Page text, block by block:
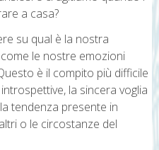
a casa?
su qual è la nostra
le nostre emozioni
è il compito più difficile
la sincera voglia
tendenza presente in
o le circostanze del